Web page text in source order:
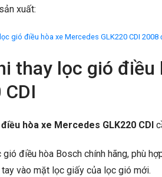
xuất:
gió điều hòa xe Mercedes GLK220 CDI 2008
thay lọc gió điều
CDI
hòa xe Mercedes GLK220 CDI
điều hòa Bosch chính hãng, phù
tay vào mặt lọc giấy của lọc gió mới.